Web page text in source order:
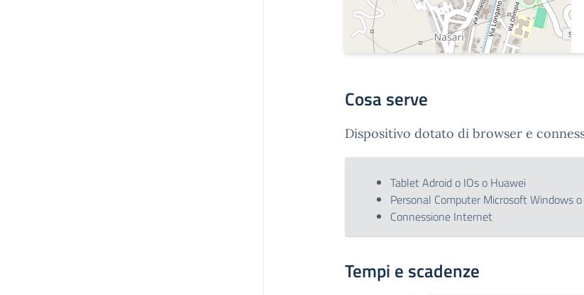
Cosa serve
Dispositivo dotato di browser e
Tablet Adroid o IOs o Huawei
Personal Computer Microsoft Windows
Connessione Internet
Tempi e scadenze